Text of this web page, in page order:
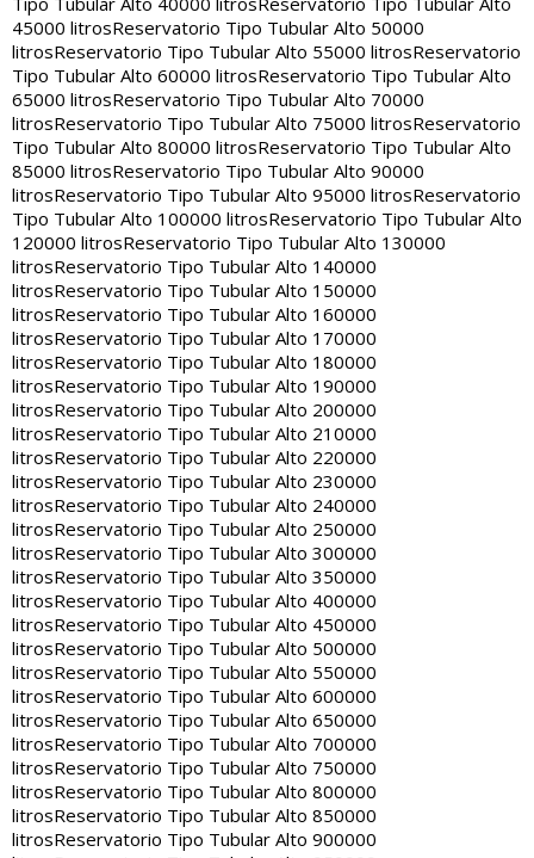
45000 litrosReservatorio Tipo Tubular Alto 50000
litrosReservatorio Tipo Tubular Alto 55000 litrosReservatorio
Tipo Tubular Alto 60000 litrosReservatorio Tipo Tubular Alto
65000 litrosReservatorio Tipo Tubular Alto 70000
litrosReservatorio Tipo Tubular Alto 75000 litrosReservatorio
Tipo Tubular Alto 80000 litrosReservatorio Tipo Tubular Alto
85000 litrosReservatorio Tipo Tubular Alto 90000
litrosReservatorio Tipo Tubular Alto 95000 litrosReservatorio
Tipo Tubular Alto 100000 litrosReservatorio Tipo Tubular Alto
120000 litrosReservatorio Tipo Tubular Alto 130000
litrosReservatorio Tipo Tubular Alto 140000
litrosReservatorio Tipo Tubular Alto 150000
litrosReservatorio Tipo Tubular Alto 160000
litrosReservatorio Tipo Tubular Alto 170000
litrosReservatorio Tipo Tubular Alto 180000
litrosReservatorio Tipo Tubular Alto 190000
litrosReservatorio Tipo Tubular Alto 200000
litrosReservatorio Tipo Tubular Alto 210000
litrosReservatorio Tipo Tubular Alto 220000
litrosReservatorio Tipo Tubular Alto 230000
litrosReservatorio Tipo Tubular Alto 240000
litrosReservatorio Tipo Tubular Alto 250000
litrosReservatorio Tipo Tubular Alto 300000
litrosReservatorio Tipo Tubular Alto 350000
litrosReservatorio Tipo Tubular Alto 400000
litrosReservatorio Tipo Tubular Alto 450000
litrosReservatorio Tipo Tubular Alto 500000
litrosReservatorio Tipo Tubular Alto 550000
litrosReservatorio Tipo Tubular Alto 600000
litrosReservatorio Tipo Tubular Alto 650000
litrosReservatorio Tipo Tubular Alto 700000
litrosReservatorio Tipo Tubular Alto 750000
litrosReservatorio Tipo Tubular Alto 800000
litrosReservatorio Tipo Tubular Alto 850000
litrosReservatorio Tipo Tubular Alto 900000